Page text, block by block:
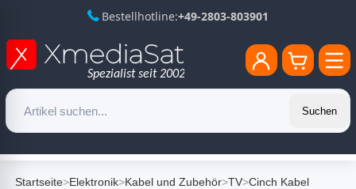
Bestellhotline:+49-2803-803901
Suchen
Startseite>Elektronik>Kabel und Zubehör>TV>Cinch Kabel